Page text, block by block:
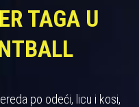
TAGA U
po odeći, licu i kosi,